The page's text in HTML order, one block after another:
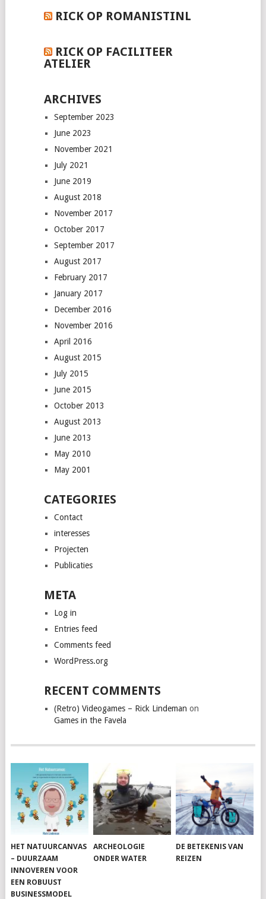
RICK OP ROMANISTINL
RICK OP FACILITEER
ATELIER
ARCHIVES
September 2023
June 2023
November 2021
July 2021
June 2019
August 2018
November 2017
October 2017
September 2017
August 2017
February 2017
January 2017
December 2016
November 2016
April 2016
August 2015
July 2015
June 2015
October 2013
August 2013
June 2013
May 2010
May 2001
CATEGORIES
Contact
interesses
Projecten
Publicaties
META
Log in
Entries feed
Comments feed
WordPress.org
RECENT COMMENTS
(Retro) Videogames – Rick Lindeman on
Games in the Favela
HET NATUURCANVAS
– DUURZAAM
INNOVEREN VOOR
EEN ROBUUST
BUSINESSMODEL
ARCHEOLOGIE
ONDER WATER
DE BETEKENIS VAN
REIZEN